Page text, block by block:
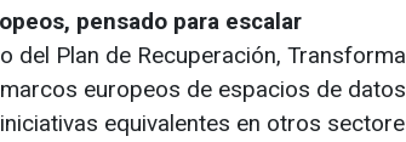
pensado para escalar
del Plan de Recuperación,
europeos de espacios de
equivalentes en otros